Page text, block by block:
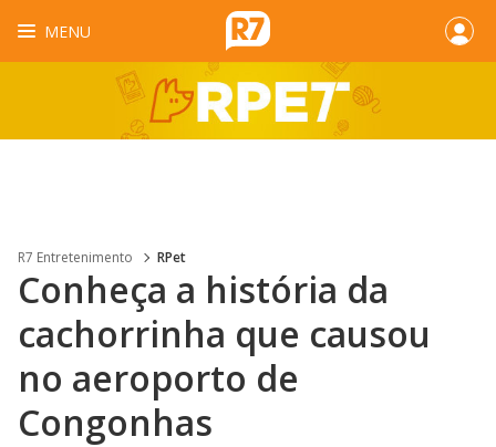
MENU
R7 Entretenimento RPet
Conheça a história da
cachorrinha que causou
no aeroporto de
Congonhas